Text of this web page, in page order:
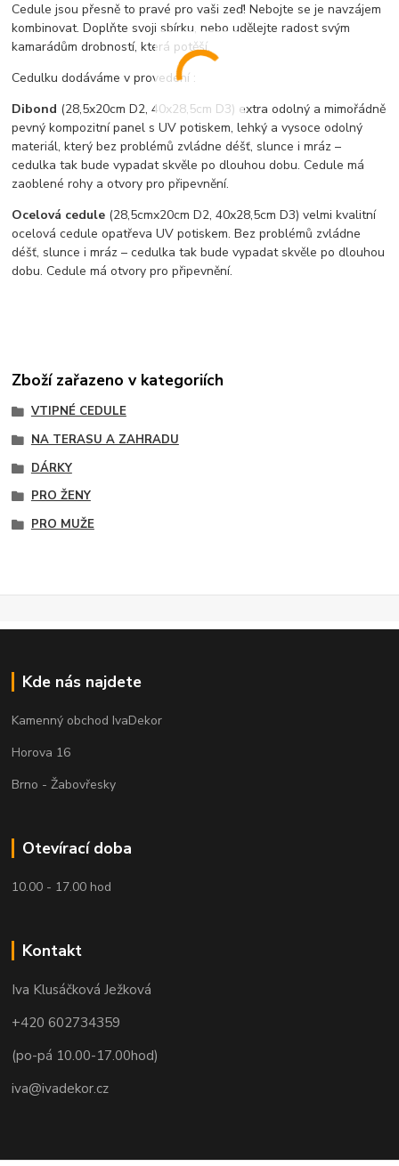
Cedule jsou přesně to pravé pro vaši zeď! Nebojte se je navzájem
kombinovat. Doplňte svoji sbírku, nebo udělejte radost svým
kamarádům drobností, která potěší.
Cedulku dodáváme v provedení :
Dibond (28,5x20cm D2, 40x28,5cm D3) extra odolný a mimořádně
pevný kompozitní panel s UV potiskem, lehký a vysoce odolný
materiál, který bez problémů zvládne déšť, slunce i mráz –
cedulka tak bude vypadat skvěle po dlouhou dobu. Cedule má
zaoblené rohy a otvory pro připevnění.
Ocelová cedule (28,5cmx20cm D2, 40x28,5cm D3) velmi kvalitní
ocelová cedule opatřeva UV potiskem. Bez problémů zvládne
déšť, slunce i mráz – cedulka tak bude vypadat skvěle po dlouhou
dobu. Cedule má otvory pro připevnění.
Zboží zařazeno v kategoriích
VTIPNÉ CEDULE
NA TERASU A ZAHRADU
DÁRKY
PRO ŽENY
PRO MUŽE
Kde nás najdete
Kamenný obchod IvaDekor
Horova 16
Brno - Žabovřesky
Otevírací doba
10.00 - 17.00 hod
Kontakt
Iva Klusáčková Ježková
+420 602734359
(po-pá 10.00-17.00hod)
iva@ivadekor.cz